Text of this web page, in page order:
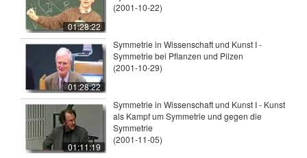
01:28:22
(2001-10-22)
01:28:22
Symmetrie in Wissenschaft und Kunst I -
Symmetrie bei Pflanzen und Pilzen
(2001-10-29)
01:11:19
Symmetrie in Wissenschaft und Kunst I - Kunst
als Kampf um Symmetrie und gegen die
Symmetrie
(2001-11-05)